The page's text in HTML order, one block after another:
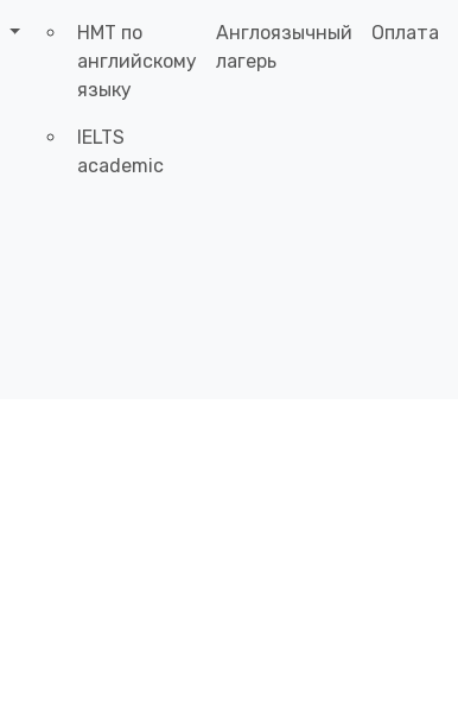
НМТ по
английскому
языку
IELTS
academic
Англоязычный
лагерь
Оплата